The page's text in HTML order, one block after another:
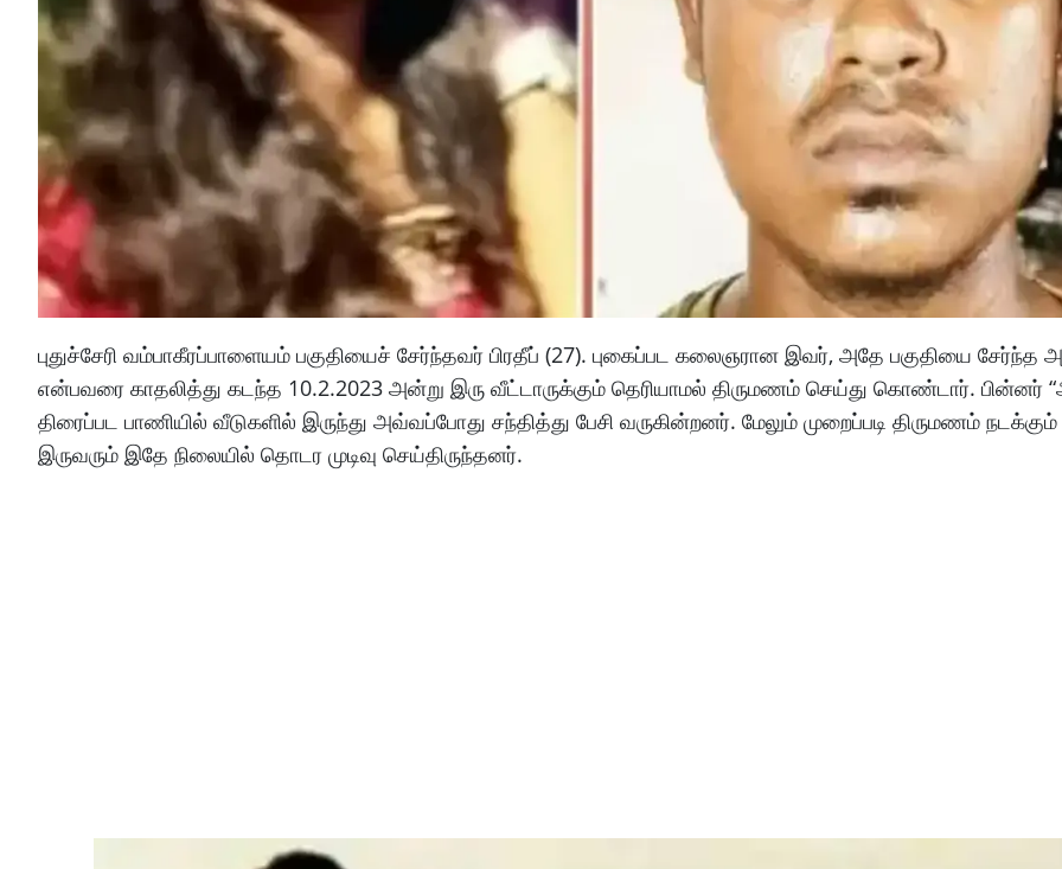
புதுச்சேரி வம்பாகீரப்பாளையம் பகுதியைச் சேர்ந்தவர் பிரதீப் (27). புகைப்பட கலைஞரான இவர், அதே பகுதியை சேர்ந்த
என்பவரை காதலித்து கடந்த 10.2.2023 அன்று இரு வீட்டாருக்கும் தெரியாமல் திருமணம் செய்து கொண்டார். பின்னர்
திரைப்பட பாணியில் வீடுகளில் இருந்து அவ்வப்போது சந்தித்து பேசி வருகின்றனர். மேலும் முறைப்படி திருமணம்
இருவரும் இதே நிலையில் தொடர முடிவு செய்திருந்தனர்.